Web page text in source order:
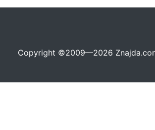
Copyright ©2009—2026